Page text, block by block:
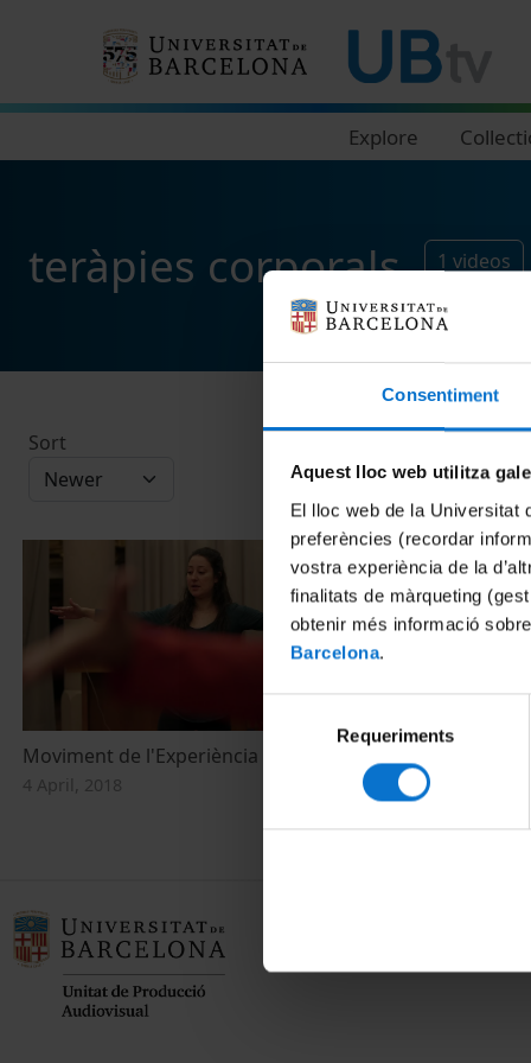
Consentiment
Aquest lloc web utilitza
El lloc web de la Universitat
preferències (recordar
vostra experiència de la
finalitats de màrqueting
obtenir més informació
Barcelona.
de
consentiment
Requeriments
Explore
teràpies corporals 1 videos
Sort
Moviment de l'Experiència
4 April, 2018